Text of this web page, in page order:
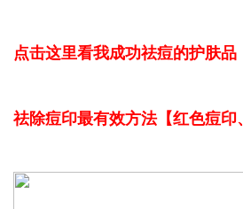
点击这里看我成功祛痘的护肤品
祛除痘印最有效方法【红色痘印